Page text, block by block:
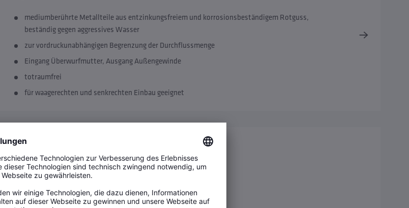
mediumberührte Metallteile aus entzinkungsfreiem und korrosionsbeständigem Rotguss,
beständig gegen aggressives Wasser
zur vordruckunabhängigen Begrenzung der Durchflussmenge
Eingang Überwurfmutter, Ausgang Außengewinde
totraumfrei
für waagerechten und senkrechten Einbau geeignet
KHS Freier Ablauf mit Überlaufüberwachung
Figur 688 00